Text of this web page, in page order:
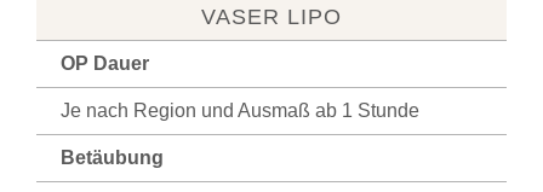
VASER LIPO
OP Dauer
Je nach Region und Ausmaß ab 1 Stunde
Betäubung